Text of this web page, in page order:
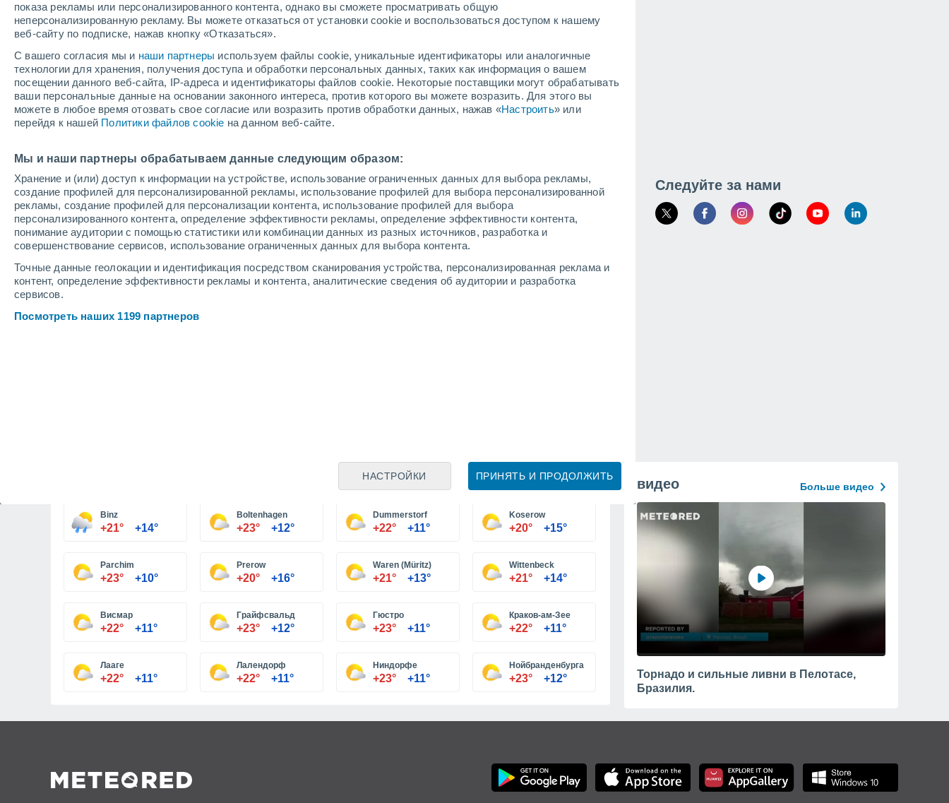
показа рекламы или персонализированного контента, однако вы сможете просматривать общую
неперсонализированную рекламу. Вы можете отказаться от установки cookie и воспользоваться доступом к нашему
веб-сайту по подписке, нажав кнопку «Отказаться».
С вашего согласия мы и наши партнеры используем файлы cookie, уникальные идентификаторы или аналогичные
технологии для хранения, получения доступа и обработки персональных данных, таких как информация о вашем
посещении данного веб-сайта, IP-адреса и идентификаторы файлов cookie. Некоторые поставщики могут обрабатывать
ваши персональные данные на основании законного интереса, против которого вы можете возразить. Для этого вы
можете в любое время отозвать свое согласие или возразить против обработки данных, нажав «Настроить» или
перейдя к нашей Политики файлов cookie на данном веб-сайте.
Мы и наши партнеры обрабатываем данные следующим образом:
Хранение и (или) доступ к информации на устройстве, использование ограниченных данных для выбора рекламы,
создание профилей для персонализированной рекламы, использование профилей для выбора персонализированной
рекламы, создание профилей для персонализации контента, использование профилей для выбора
персонализированного контента, определение эффективности рекламы, определение эффективности контента,
понимание аудитории с помощью статистики или комбинации данных из разных источников, разработка и
совершенствование сервисов, использование ограниченных данных для выбора контента.
Точные данные геолокации и идентификация посредством сканирования устройства, персонализированная реклама и
контент, определение эффективности рекламы и контента, аналитические сведения об аудитории и разработка
сервисов.
Посмотреть наших 1199 партнеров
ПРИНЯТЬ И ПРОДОЛЖИТЬ
НАСТРОЙКИ
+22°
+11°
Шверин
+21°
+13°
Waren
(Müritz)
+23°
Гюстро
+22°
+23°
+12°
Нойбранденбурга
+22°
+11°
Висмар
+13°
+23°
+10°
Parchim
Leaflet |©OpenStreetMap|ECMWF
Следуйте за нами
Binz
+21° +14°
Boltenhagen
+23° +12°
Dummerstorf
+22° +11°
Koserow
+20° +15°
Parchim
+23° +10°
Prerow
+20° +16°
Waren (Müritz)
+21° +13°
Wittenbeck
+21° +14°
Висмар
+22° +11°
Грайфсвальд
+23° +12°
Гюстро
+23° +11°
Краков-ам-Зее
+22° +11°
Лааге
+22° +11°
Лалендорф
+22° +11°
Ниндорфе
+23° +11°
Нойбранденбурга
+23° +12°
видео Больше видео
Торнадо и сильные ливни в Пелотасе,
Бразилия.